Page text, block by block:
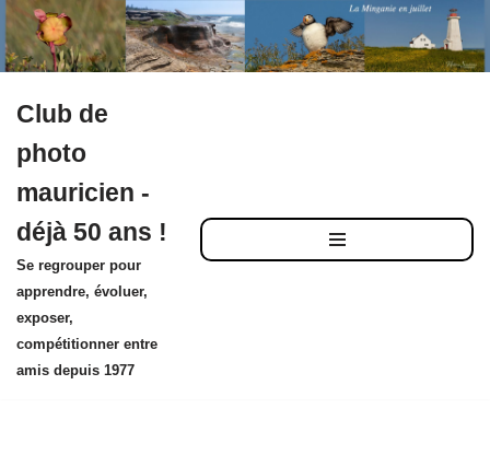
au
contenu
Club de
photo
mauricien -
déjà 50 ans !
Se regrouper pour
apprendre, évoluer,
exposer,
compétitionner entre
amis depuis 1977